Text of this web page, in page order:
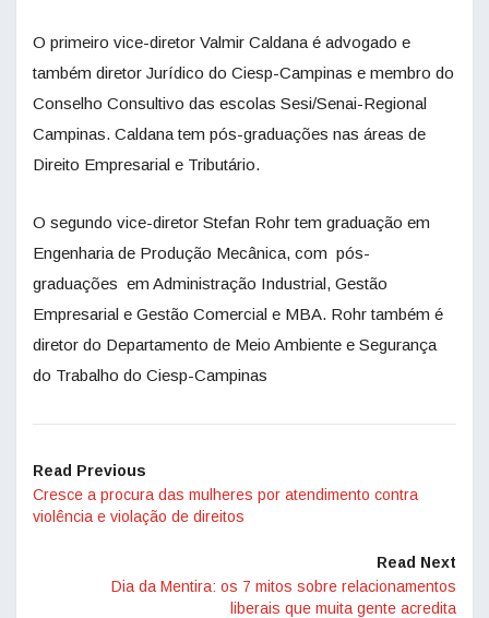
O primeiro vice-diretor Valmir Caldana é advogado e
também diretor Jurídico do Ciesp-Campinas e membro do
Conselho Consultivo das escolas Sesi/Senai-Regional
Campinas. Caldana tem pós-graduações nas áreas de
Direito Empresarial e Tributário.
O segundo vice-diretor Stefan Rohr tem graduação em
Engenharia de Produção Mecânica, com pós-
graduações em Administração Industrial, Gestão
Empresarial e Gestão Comercial e MBA. Rohr também é
diretor do Departamento de Meio Ambiente e Segurança
do Trabalho do Ciesp-Campinas
Read Previous
Cresce a procura das mulheres por atendimento contra
violência e violação de direitos
Read Next
Dia da Mentira: os 7 mitos sobre relacionamentos
liberais que muita gente acredita